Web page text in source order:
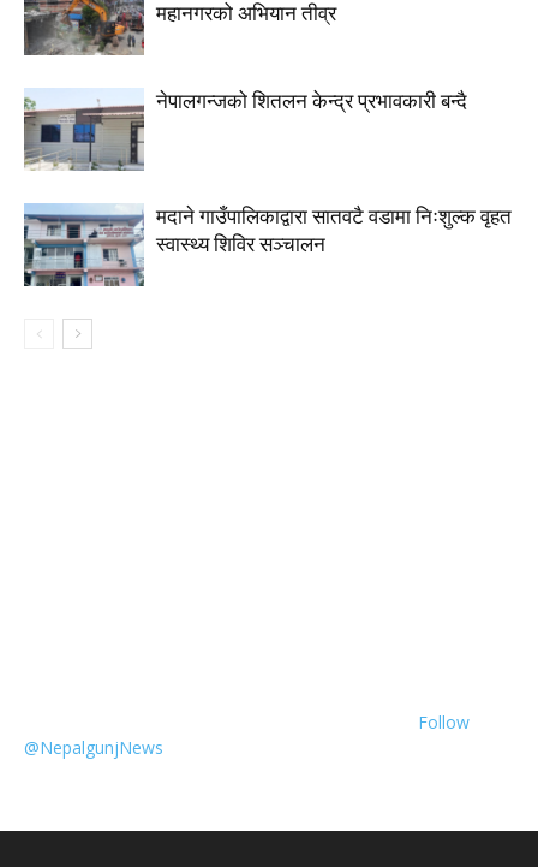
महानगरको अभियान तीव्र
नेपालगन्जको शितलन केन्द्र प्रभावकारी बन्दै
मदाने गाउँपालिकाद्वारा सातवटै वडामा निःशुल्क वृहत
स्वास्थ्य शिविर सञ्चालन
Follow
@NepalgunjNews